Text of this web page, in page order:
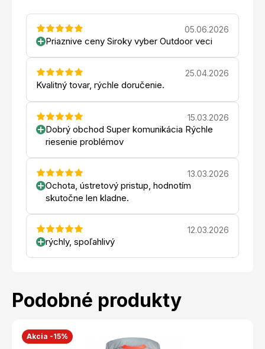
05.06.2026
Priaznive ceny Siroky vyber Outdoor veci
25.04.2026
Kvalitný tovar, rýchle doručenie.
15.03.2026
Dobrý obchod Super komunikácia Rýchle
riesenie problémov
13.03.2026
Ochota, ústretový pristup, hodnotím
skutočne len kladne.
12.03.2026
rýchly, spoľahlivý
Podobné produkty
Akcia -15%